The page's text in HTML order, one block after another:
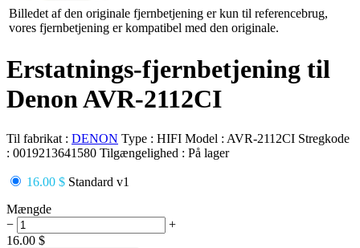
Billedet af den originale fjernbetjening er kun til referencebrug,
vores fjernbetjening er kompatibel med den originale.
Erstatnings-fjernbetjening til
Denon AVR-2112CI
Til fabrikat : DENON Type : HIFI Model : AVR-2112CI Stregkode
: 0019213641580 Tilgængelighed : På lager
16.00 $ Standard v1
Mængde
−
+
16.00 $